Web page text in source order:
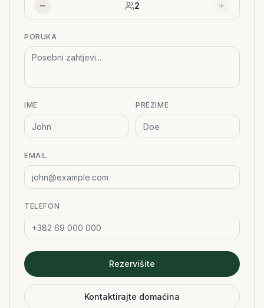
2
PORUKA
IME PREZIME
EMAIL
TELEFON
Rezervišite
Kontaktirajte domaćina